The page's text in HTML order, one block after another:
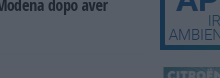
dopo aver